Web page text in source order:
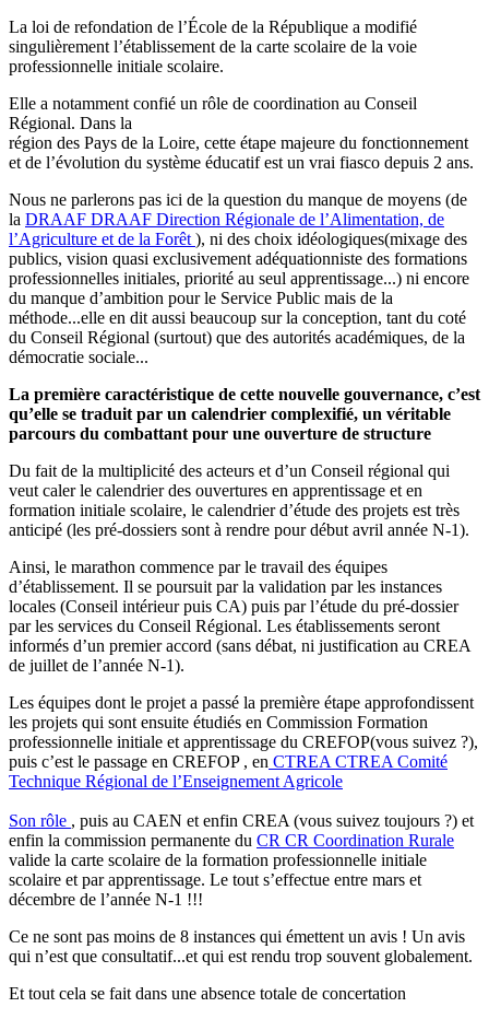
La loi de refondation de l’École de la République a modifié
singulièrement l’établissement de la carte scolaire de la voie
professionnelle initiale scolaire.
Elle a notamment confié un rôle de coordination au Conseil
Régional. Dans la
région des Pays de la Loire, cette étape majeure du fonctionnement
et de l’évolution du système éducatif est un vrai fiasco depuis 2 ans.
Nous ne parlerons pas ici de la question du manque de moyens (de
la DRAAF DRAAF Direction Régionale de l’Alimentation, de
l’Agriculture et de la Forêt ), ni des choix idéologiques(mixage des
publics, vision quasi exclusivement adéquationniste des formations
professionnelles initiales, priorité au seul apprentissage...) ni encore
du manque d’ambition pour le Service Public mais de la
méthode...elle en dit aussi beaucoup sur la conception, tant du coté
du Conseil Régional (surtout) que des autorités académiques, de la
démocratie sociale...
La première caractéristique de cette nouvelle gouvernance, c’est
qu’elle se traduit par un calendrier complexifié, un véritable
parcours du combattant pour une ouverture de structure
Du fait de la multiplicité des acteurs et d’un Conseil régional qui
veut caler le calendrier des ouvertures en apprentissage et en
formation initiale scolaire, le calendrier d’étude des projets est très
anticipé (les pré-dossiers sont à rendre pour début avril année N-1).
Ainsi, le marathon commence par le travail des équipes
d’établissement. Il se poursuit par la validation par les instances
locales (Conseil intérieur puis CA) puis par l’étude du pré-dossier
par les services du Conseil Régional. Les établissements seront
informés d’un premier accord (sans débat, ni justification au CREA
de juillet de l’année N-1).
Les équipes dont le projet a passé la première étape approfondissent
les projets qui sont ensuite étudiés en Commission Formation
professionnelle initiale et apprentissage du CREFOP(vous suivez ?),
puis c’est le passage en CREFOP , en CTREA CTREA Comité
Technique Régional de l’Enseignement Agricole
Son rôle , puis au CAEN et enfin CREA (vous suivez toujours ?) et
enfin la commission permanente du CR CR Coordination Rurale
valide la carte scolaire de la formation professionnelle initiale
scolaire et par apprentissage. Le tout s’effectue entre mars et
décembre de l’année N-1 !!!
Ce ne sont pas moins de 8 instances qui émettent un avis ! Un avis
qui n’est que consultatif...et qui est rendu trop souvent globalement.
Et tout cela se fait dans une absence totale de concertation